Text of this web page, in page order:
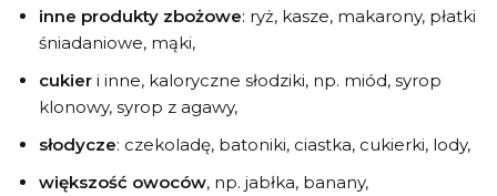
inne produkty zbożowe: ryż, kasze, makarony, płatki
śniadaniowe, mąki,
cukier i inne, kaloryczne słodziki, np. miód, syrop
klonowy, syrop z agawy,
słodycze: czekoladę, batoniki, ciastka, cukierki, lody,
większość owoców, np. jabłka, banany,